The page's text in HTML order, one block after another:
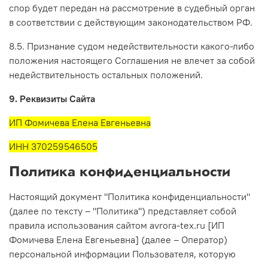
спор будет передан на рассмотрение в судебный орган
в соответствии с действующим законодательством РФ.
8.5. Признание судом недействительности какого-либо
положения настоящего Соглашения не влечет за собой
недействительность остальных положений.
9. Реквизиты Сайта
ИП Фомичева Елена Евгеньевна
ИНН 370259546505
Политика конфиденциальности
Настоящий документ "Политика конфиденциальности"
(далее по тексту – "Политика") представляет собой
правила использования сайтом avrora-tex.ru [ИП
Фомичева Елена Евгеньевна] (далее – Оператор)
персональной информации Пользователя, которую